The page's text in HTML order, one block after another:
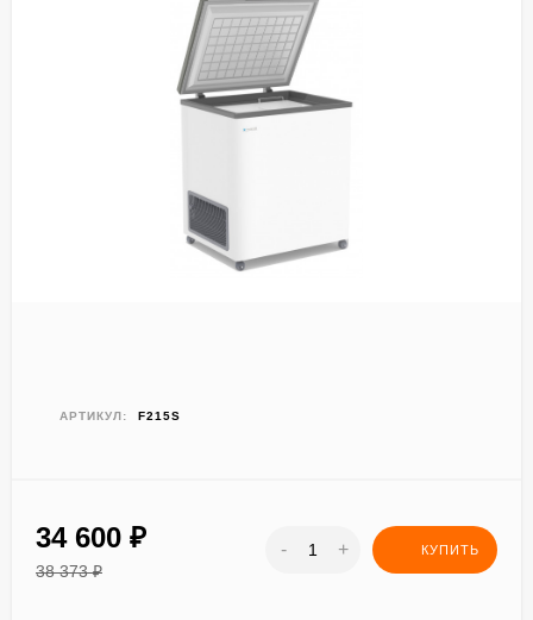
АРТИКУЛ: F215S
34 600 ₽
38 373₽
- + КУПИТЬ